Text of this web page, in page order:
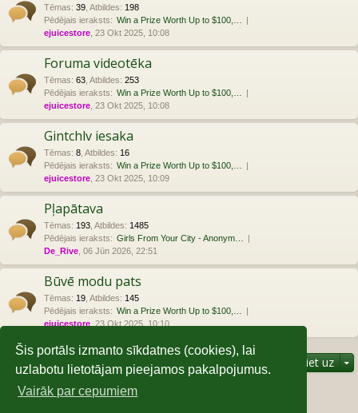
Šis portāls izmanto sīkdatnes (cookies), lai
uzlabotu lietotājam pieejamos pakalpojumus.
Vairāk par cepumiem
Tēmas: 39 Atbildes: 198
Pēdējais ieraksts: Win a Prize Worth Up to $100,…
ejuicestore , 23 Okt 2025, 10:08
Foruma videotēka
Tēmas: 63 Atbildes: 253
Pēdējais ieraksts: Win a Prize Worth Up to $100,…
ejuicestore , 23 Okt 2025, 10:08
Gintchlv iesaka
Tēmas: 8 Atbildes: 16
Pēdējais ieraksts: Win a Prize Worth Up to $100,…
ejuicestore , 23 Okt 2025, 10:09
Pļapātava
Tēmas: 193 Atbildes: 1485
Pēdējais ieraksts: Girls From Your City - Anonym…
De_Rive , 06 Jūn 2026, 22:51
Būvē modu pats
Tēmas: 19 Atbildes: 145
Pēdējais ieraksts: Win a Prize Worth Up to $100,…
ejuicestore , 23 Okt 2025, 10:10
Pāriet uz
Kas ir Pieslēdzies